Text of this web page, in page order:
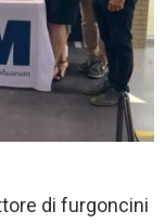
di furgoncini